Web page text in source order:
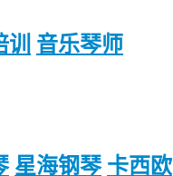
音乐琴师
星海钢琴 卡西欧